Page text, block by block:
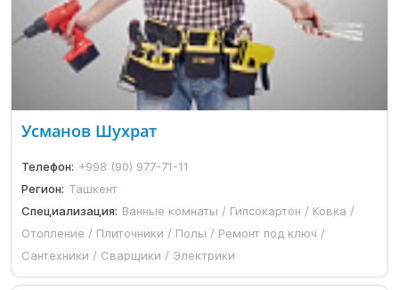
Усманов Шухрат
Телефон: +998 (90) 977-71-11
Регион: Ташкент
Специализация: Ванные комнаты / Гипсокартон / Ковка /
Отопление / Плиточники / Полы / Ремонт под ключ /
Сантехники / Сварщики / Электрики